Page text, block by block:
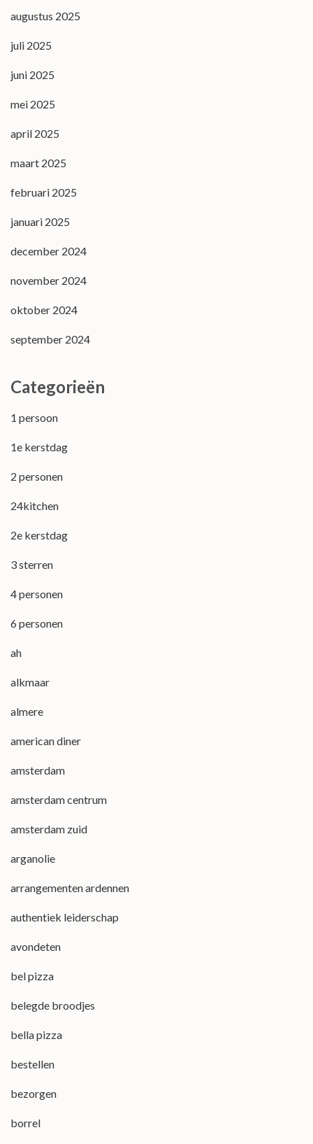
augustus 2025
juli 2025
juni 2025
mei 2025
april 2025
maart 2025
februari 2025
januari 2025
december 2024
november 2024
oktober 2024
september 2024
Categorieën
1 persoon
1e kerstdag
2 personen
24kitchen
2e kerstdag
3 sterren
4 personen
6 personen
ah
alkmaar
almere
american diner
amsterdam
amsterdam centrum
amsterdam zuid
arganolie
arrangementen ardennen
authentiek leiderschap
avondeten
bel pizza
belegde broodjes
bella pizza
bestellen
bezorgen
borrel